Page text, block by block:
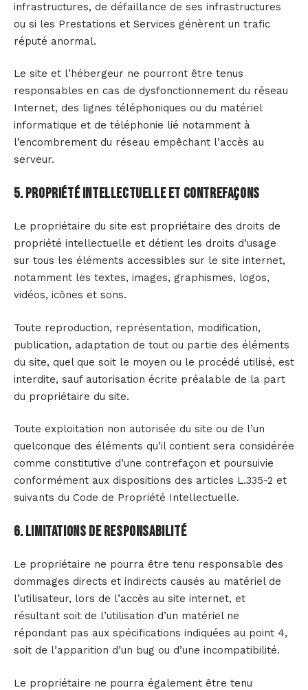
infrastructures, de défaillance de ses infrastructures
ou si les Prestations et Services génèrent un trafic
réputé anormal.
Le site et l’hébergeur ne pourront être tenus
responsables en cas de dysfonctionnement du réseau
Internet, des lignes téléphoniques ou du matériel
informatique et de téléphonie lié notamment à
l’encombrement du réseau empêchant l’accès au
serveur.
5. Propriété intellectuelle et contrefaçons
Le propriétaire du site est propriétaire des droits de
propriété intellectuelle et détient les droits d’usage
sur tous les éléments accessibles sur le site internet,
notamment les textes, images, graphismes, logos,
vidéos, icônes et sons.
Toute reproduction, représentation, modification,
publication, adaptation de tout ou partie des éléments
du site, quel que soit le moyen ou le procédé utilisé, est
interdite, sauf autorisation écrite préalable de la part
du propriétaire du site.
Toute exploitation non autorisée du site ou de l’un
quelconque des éléments qu’il contient sera considérée
comme constitutive d’une contrefaçon et poursuivie
conformément aux dispositions des articles L.335-2 et
suivants du Code de Propriété Intellectuelle.
6. Limitations de responsabilité
Le propriétaire ne pourra être tenu responsable des
dommages directs et indirects causés au matériel de
l’utilisateur, lors de l’accès au site internet, et
résultant soit de l’utilisation d’un matériel ne
répondant pas aux spécifications indiquées au point 4,
soit de l’apparition d’un bug ou d’une incompatibilité.
Le propriétaire ne pourra également être tenu